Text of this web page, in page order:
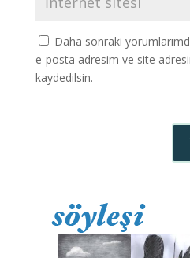
Daha sonraki
e-posta adresim ve site
kaydedilsin.